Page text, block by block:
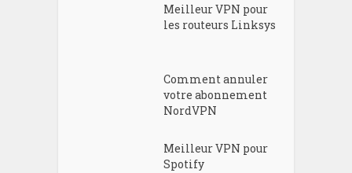
Meilleur VPN pour
les routeurs Linksys
Comment annuler
votre abonnement
NordVPN
Meilleur VPN pour
Spotify